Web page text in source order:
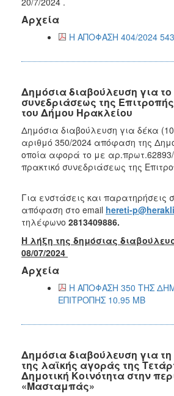
Αρχεία
Η ΑΠΟΦΑΣΗ 404/2024
Δημόσια διαβούλευση για το
συνεδριάσεως της
του Δήμου Ηρακλείου
Δημόσια διαβούλευση για δέκα
αριθμό 350/2024 απόφαση της
οποία αφορά το με αρ.πρωτ.62893/
πρακτικό συνεδριάσεως της
Για ενστάσεις και παρατηρήσεις
απόφαση στο email hereti-
τηλέφωνο 2813409886.
Η λήξη της δημόσιας
08/07/2024
Αρχεία
Η ΑΠΟΦΑΣΗ 350 ΤΗΣ
ΕΠΙΤΡΟΠΗΣ 10.95 MB
Δημόσια διαβούλευση για τη
της λαϊκής αγοράς της
Δημοτική Κοινότητα στην
«Μασταμπάς»